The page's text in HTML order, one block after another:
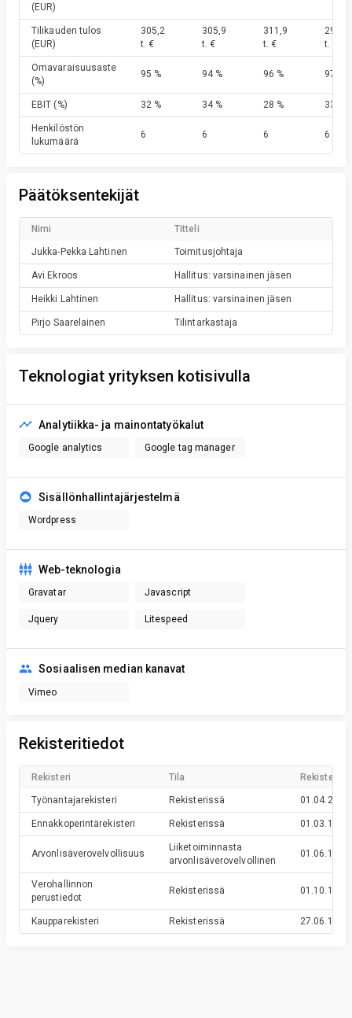
(EUR)
Tilikauden tulos
(EUR)
305,2
t. €
305,9
t. €
311,9
t. €
296,4
t. €
Omavaraisuusaste
(%)
95 % 94 % 96 % 97 %
EBIT (%) 32 % 34 % 28 % 33 %
Henkilöstön
lukumäärä
6 6 6 6
Päätöksentekijät
Nimi Titteli
Jukka-Pekka Lahtinen Toimitusjohtaja
Avi Ekroos Hallitus: varsinainen jäsen
Heikki Lahtinen Hallitus: varsinainen jäsen
Pirjo Saarelainen Tilintarkastaja
Teknologiat yrityksen kotisivulla
Analytiikka- ja mainontatyökalut
Google analytics Google tag manager
Sisällönhallintajärjestelmä
Wordpress
Web-teknologia
Gravatar Javascript
Jquery Litespeed
Sosiaalisen median kanavat
Vimeo
Rekisteritiedot
Rekisteri Tila
Työnantajarekisteri Rekisterissä 01.04.2009
Ennakkoperintärekisteri Rekisterissä 01.03.1995
Arvonlisäverovelvollisuus
Liiketoiminnasta
arvonlisäverovelvollinen
01.06.1994
Verohallinnon
perustiedot
Rekisterissä 01.10.1990
Kaupparekisteri Rekisterissä 27.06.1990